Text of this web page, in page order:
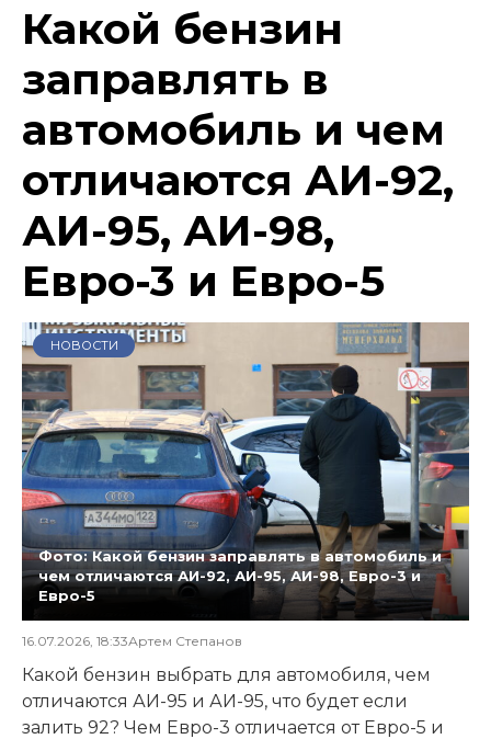
Какой бензин
заправлять в
автомобиль и чем
отличаются АИ-92,
АИ-95, АИ-98,
Евро-3 и Евро-5
НОВОСТИ
Фото: Какой бензин заправлять в автомобиль и
чем отличаются АИ-92, АИ-95, АИ-98, Евро-3 и
Евро-5
16.07.2026, 18:33Артем Степанов
Какой бензин выбрать для автомобиля, чем
отличаются АИ-95 и АИ-95, что будет если
залить 92? Чем Евро-3 отличается от Евро-5 и